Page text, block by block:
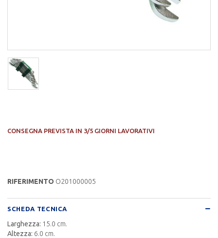
CONSEGNA PREVISTA IN 3/5 GIORNI LAVORATIVI
RIFERIMENTO O201000005
SCHEDA TECNICA
Larghezza: 15.0 cm.
Altezza: 6.0 cm.